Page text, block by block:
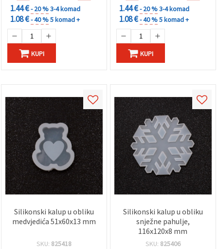
1.44 €- 20 %3-4 komad
1.08 €- 40 %5 komad +
KUPI
1.44 €- 20 %3-4 komad
1.08 €- 40 %5 komad +
KUPI
Silikonski kalup u obliku
medvjedića 51x60x13 mm
SKU: 825418
Silikonski kalup u obliku
snježne pahulje,
116x120x8 mm
SKU: 825406